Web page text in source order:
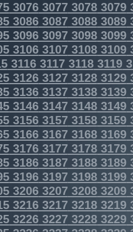
3076307730783079
3086308730883089
3096309730983099
3106310731083109
3116311731183119
3126312731283129
3136313731383139
3146314731483149
31563157 31583159
31663167 31683169
3176317731783179
31863187 31883189
31963197 31983199
32063207 32083209
32163217 32183219
32263227 32283229